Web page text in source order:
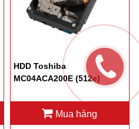
HDD Toshiba
MC04ACA200E (512e)
Mua hàng